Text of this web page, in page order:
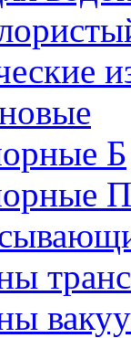
Б
П